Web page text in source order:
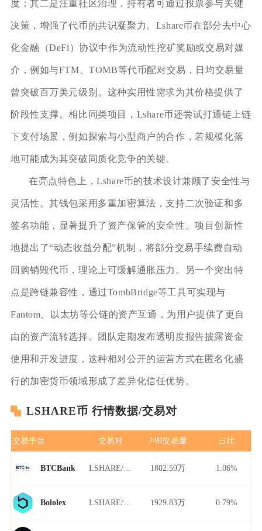
度；其二是注重社区治理，持有者可通过投票参与关键
决策，增强了代币的共识凝聚力。Lshare币在部分去中心
化金融（DeFi）协议中作为流动性挖矿奖励或交易对媒
介，例如与FTM、TOMB等代币配对交易，日均交易量
曾突破百万美元级别。这种实用性需求为其价格提供了
阶段性支撑。相比同类项目，Lshare币还尝试打通链上链
下支付场景，例如探索与小型商户的合作，若规模化落
地可能成为其突破同质化竞争的关键。
在亮点特色上，Lshare币的技术设计兼顾了安全性与
灵活性。其钱包采用多重加密算法，支持二次验证和多
签名功能，显著提升了资产保管的安全性。项目创新性
地提出了“动态收益分配”机制，将部分交易手续费自动
回购销毁代币，理论上可缓解通胀压力。另一个突出特
点是跨链兼容性，通过TombBridge等工具可实现与
Fantom、以太坊等公链的资产互通，为用户提供了更自
由的资产流转选择。团队定期发布透明度报告披露资金
使用和开发进度，这种相对公开的运营方式在匿名化盛
行的加密货币领域形成了差异化信任优势。
LSHARE币 行情数据/交易对
交易平台 交易对 24H交易量 占比
BTCBank 1802.59万 1.06%
Bololex 1929.83万 0.79%